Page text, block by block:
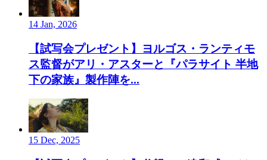
14 Jan, 2026
【試写会プレゼント】ヨルゴス・ランティモ
ス監督がアリ・アスターと『パラサイト 半地
下の家族』製作陣を...
15 Dec, 2025